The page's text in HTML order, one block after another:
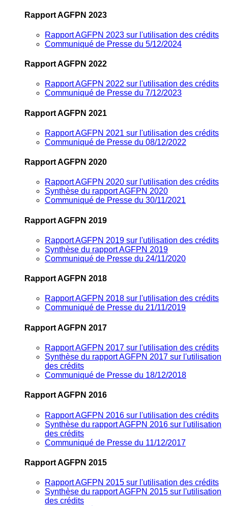
Rapport AGFPN 2023
Rapport AGFPN 2023 sur l'utilisation des crédits
Communiqué de Presse du 5/12/2024
Rapport AGFPN 2022
Rapport AGFPN 2022 sur l'utilisation des crédits
Communiqué de Presse du 7/12/2023
Rapport AGFPN 2021
Rapport AGFPN 2021 sur l'utilisation des crédits
Communiqué de Presse du 08/12/2022
Rapport AGFPN 2020
Rapport AGFPN 2020 sur l'utilisation des crédits
Synthèse du rapport AGFPN 2020
Communiqué de Presse du 30/11/2021
Rapport AGFPN 2019
Rapport AGFPN 2019 sur l'utilisation des crédits
Synthèse du rapport AGFPN 2019
Communiqué de Presse du 24/11/2020
Rapport AGFPN 2018
Rapport AGFPN 2018 sur l'utilisation des crédits
Communiqué de Presse du 21/11/2019
Rapport AGFPN 2017
Rapport AGFPN 2017 sur l'utilisation des crédits
Synthèse du rapport AGFPN 2017 sur l'utilisation
des crédits
Communiqué de Presse du 18/12/2018
Rapport AGFPN 2016
Rapport AGFPN 2016 sur l'utilisation des crédits
Synthèse du rapport AGFPN 2016 sur l'utilisation
des crédits
Communiqué de Presse du 11/12/2017
Rapport AGFPN 2015
Rapport AGFPN 2015 sur l'utilisation des crédits
Synthèse du rapport AGFPN 2015 sur l'utilisation
des crédits